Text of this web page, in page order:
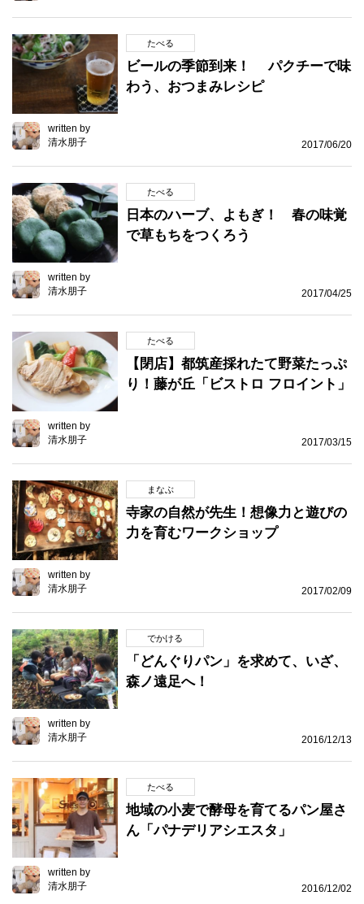
たべる
ビールの季節到来！ パクチーで味
わう、おつまみレシピ
written by
清水朋子
2017/06/20
たべる
日本のハーブ、よもぎ！ 春の味覚
で草もちをつくろう
written by
清水朋子
2017/04/25
たべる
【閉店】都筑産採れたて野菜たっぷ
り！藤が丘「ビストロ フロイント」
written by
清水朋子
2017/03/15
まなぶ
寺家の自然が先生！想像力と遊びの
力を育むワークショップ
written by
清水朋子
2017/02/09
でかける
「どんぐりパン」を求めて、いざ、
森ノ遠足へ！
written by
清水朋子
2016/12/13
たべる
地域の小麦で酵母を育てるパン屋さ
ん「パナデリアシエスタ」
written by
清水朋子
2016/12/02